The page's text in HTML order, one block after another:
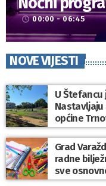
access_time 00:00 - 06:45
NOVE VIJESTI
U Štefancu
Nastavljaju
općine
Grad
radne
sve